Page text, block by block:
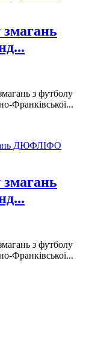
змагань
з футболу
Франківської...
змагань
з футболу
Франківської...